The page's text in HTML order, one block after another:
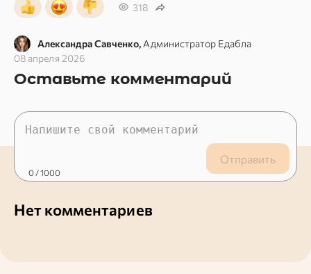
318
Александра Савченко, Администратор Едабла
08 апреля 2026
Оставьте комментарий
Отправить
0 / 1000
Нет комментариев